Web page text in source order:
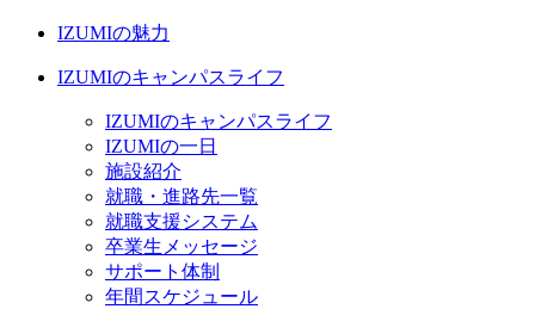
IZUMIの魅力
IZUMIのキャンパスライフ
IZUMIのキャンパスライフ
IZUMIの一日
施設紹介
就職・進路先一覧
就職支援システム
卒業生メッセージ
サポート体制
年間スケジュール